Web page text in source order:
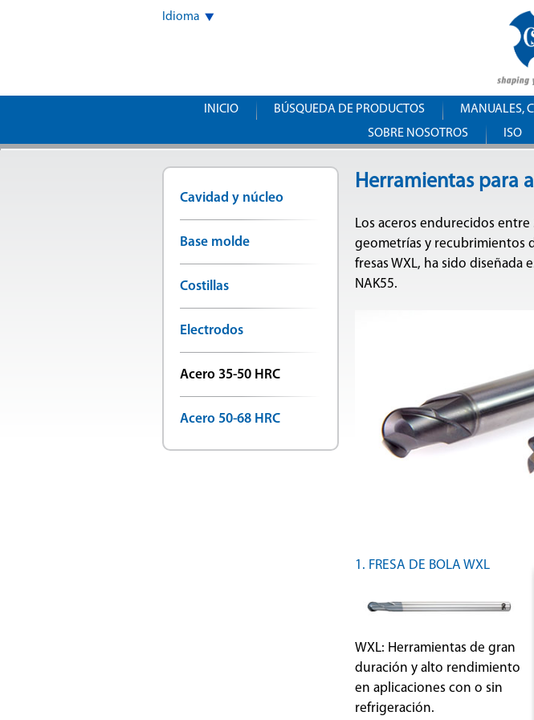
principal
Idioma
INICIO BÚSQUEDA DE PRODUCTOS MANUALES,
SOBRE NOSOTROS
ISO
Cavidad y núcleo
Base molde
Costillas
Electrodos
Acero 35-50 HRC
Acero 50-68 HRC
Herramientas para
Los aceros endurecidos entre
geometrías y recubrimientos
fresas WXL, ha sido diseñada
NAK55.
1. FRESA DE BOLA WXL
WXL: Herramientas de gran
duración y alto rendimiento
en aplicaciones con o sin
refrigeración.